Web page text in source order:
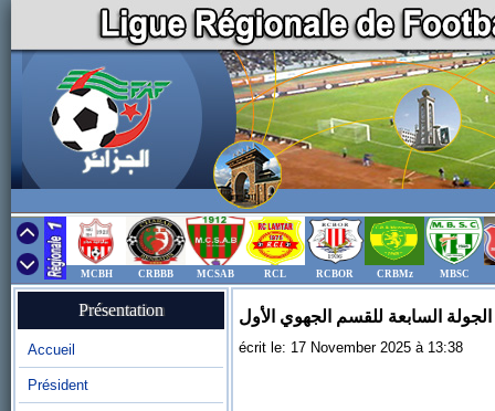
MCBH CRBBB MCSAB RCL RCBOR CRBMz MBSC
Présentation
Accueil
Président
الجولة السابعة للقسم الجهوي الأول
écrit le: 17 November 2025 à 13:38